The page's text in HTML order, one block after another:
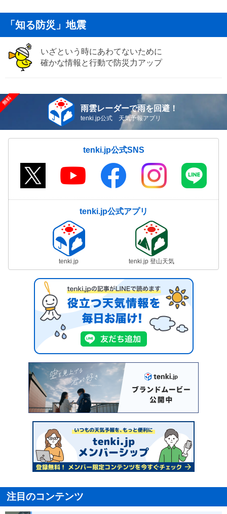
「知る防災」地震
いざという時にあわてないために
確かな情報と行動で防災力アップ
雨雲レーダーで雨を回避！
tenki.jp公式 天気予報アプリ
tenki.jp公式SNS
tenki.jp公式アプリ
tenki.jp tenki.jp 登山天気
注目のコンテンツ